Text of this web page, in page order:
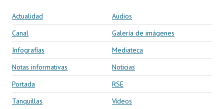
Actualidad
Audios
Canal
Galería de imágenes
Infografías
Mediateca
Notas informativas
Noticias
Portada
RSE
Tanquillas
Vídeos